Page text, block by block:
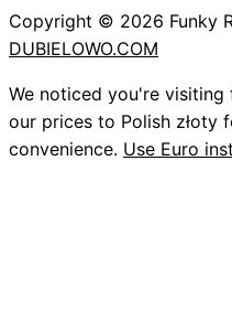
Copyright © 2026 Funky
DUBIELOWO.COM
We noticed you're visiting
our prices to Polish złoty
convenience. Use Euro